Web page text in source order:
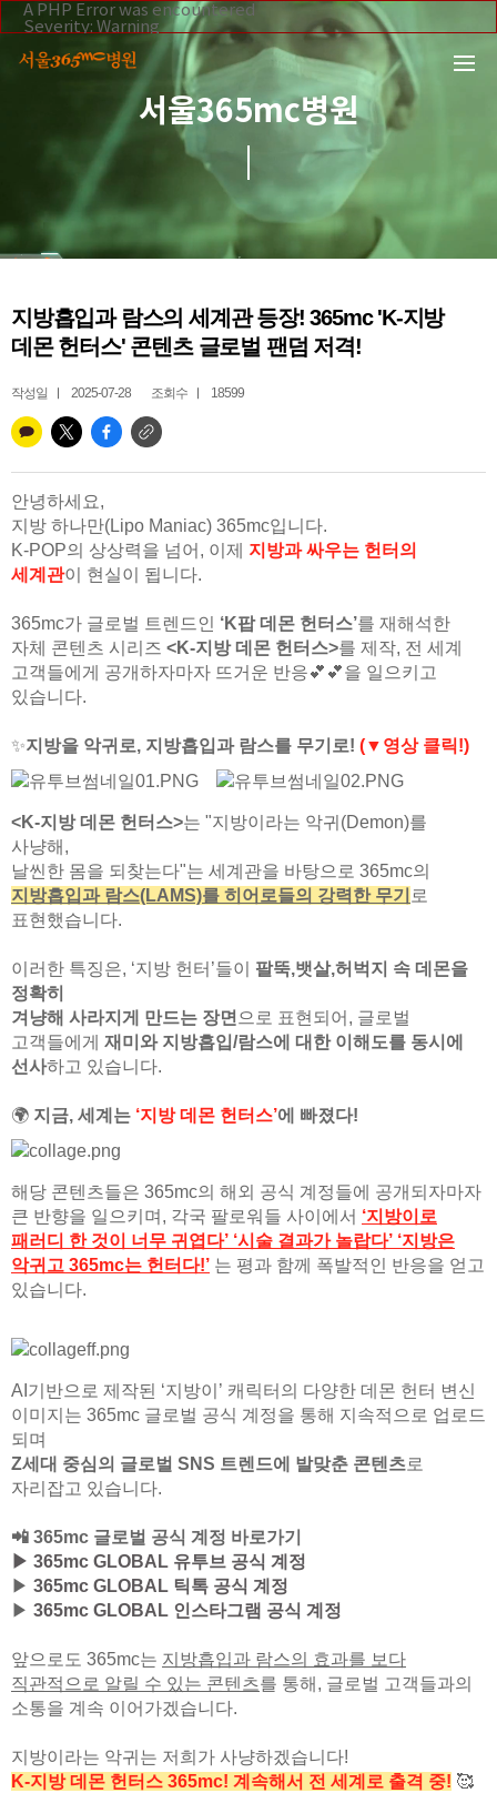
A PHP Error was encountered
Severity: Warning
Message: Invalid argument supplied for foreach()
Filename: _inc/header_body.php
Line Number: 108
/home/suction/public_html/application/views/mobile/
Line: 108
Function: _error_handler
/home/suction/public_html/application/views/mobile/
Line: 295
Function: include
File:
/home/suction/public_html/application/core/
File:
/home/suction/public_html/application/controllers/
Line: 255
Function: view_print
Line: 327
본문 바로가기
서울365mc병원
지방흡입과 람스의 세계관 등장! 365mc 'K-지방
데몬 헌터스' 콘텐츠 글로벌 팬덤 저격!
작성일 2025-07-28 조회수 18599
안녕하세요,
지방 하나만(Lipo Maniac) 365mc입니다.
K-POP의 상상력을 넘어, 이제 지방과 싸우는 헌터의
세계관이 현실이 됩니다.
365mc가 글로벌 트렌드인 ‘K팝 데몬 헌터스’를 재해석한
자체 콘텐츠 시리즈 <K-지방 데몬 헌터스>를 제작, 전 세계
고객들에게 공개하자마자 뜨거운 반응💕💕을 일으키고
있습니다.
✨지방을 악귀로, 지방흡입과 람스를 무기로! (▼영상 클릭!)
<K-지방 데몬 헌터스>는 "지방이라는 악귀(Demon)를
사냥해,
날씬한 몸을 되찾는다"는 세계관을 바탕으로 365mc의
지방흡입과 람스(LAMS)를 히어로들의 강력한 무기 로
표현했습니다.
이러한 특징은, ‘지방 헌터’들이 팔뚝,뱃살,허벅지 속 데몬을
정확히
겨냥해 사라지게 만드는 장면 으로 표현되어, 글로벌
고객들에게 재미와 지방흡입/람스에 대한 이해도를 동시에
선사하고 있습니다.
🌍 지금, 세계는 ‘지방 데몬 헌터스’에 빠졌다!
해당 콘텐츠들은 365mc의 해외 공식 계정들에 공개되자마자
큰 반향을 일으키며, 각국 팔로워들 사이에서 ‘지방이로
패러디 한 것이 너무 귀엽다’ ‘시술 결과가 놀랍다’ ‘지방은
악귀고 365mc는 헌터다!’ 는 평과 함께 폭발적인 반응을 얻고
있습니다.
AI기반으로 제작된 ‘지방이’ 캐릭터의 다양한 데몬 헌터 변신
이미지는 365mc 글로벌 공식 계정을 통해 지속적으로 업로드
되며
Z세대 중심의 글로벌 SNS 트렌드에 발맞춘 콘텐츠 로
자리잡고 있습니다.
📲 365mc 글로벌 공식 계정 바로가기
▶ 365mc GLOBAL 유투브 공식 계정
▶ 365mc GLOBAL 틱톡 공식 계정
▶ 365mc GLOBAL 인스타그램 공식 계정
앞으로도 365mc는 지방흡입과 람스의 효과를 보다
직관적으로 알릴 수 있는 콘텐츠를 통해, 글로벌 고객들과의
소통을 계속 이어가겠습니다.
지방이라는 악귀는 저희가 사냥하겠습니다!
K-지방 데몬 헌터스 365mc! 계속해서 전 세계로 출격 중! 🥰